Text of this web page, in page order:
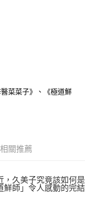
轉至「AFTEE先享後付」
結帳。
完成。
需要取消訂單，請聯絡
有效，需透過AFTEE先享
面顯示為準，若有關於
先享後付」服務完成之交
交易相關給付款項請求債
菜菜子》、《極道鮮
相關推薦
，久美子究竟該如何是
鮮師」令人感動的完結